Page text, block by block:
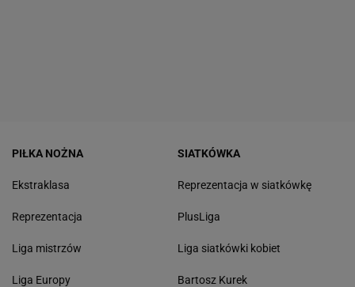
PIŁKA NOŻNA
Ekstraklasa
Reprezentacja
Liga mistrzów
Liga Europy
SIATKÓWKA
Reprezentacja w siatkówkę
PlusLiga
Liga siatkówki kobiet
Bartosz Kurek